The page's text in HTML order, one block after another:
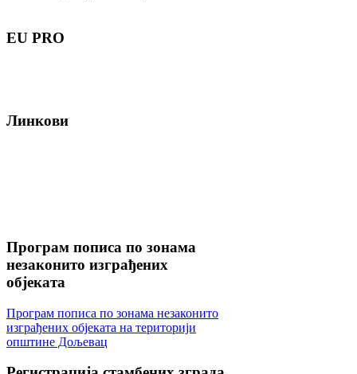
EU PRO
Линкови
Програм пописа по зонама
незаконито изграђених
објеката
Програм пописа по зонама незаконито
изграђених објеката на територији
општине Дољевац